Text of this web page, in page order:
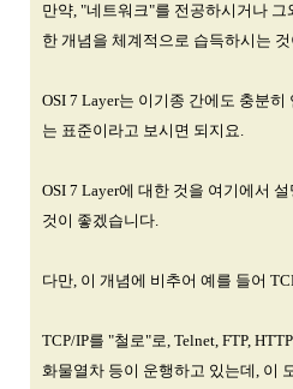
만약, "네트워크"를 전공하시거나 그
한 개념을 체계적으로 습득하시는
OSI 7 Layer는 이기종 간에도 충분
는 표준이라고 보시면 되지요.
OSI 7 Layer에 대한 것을 여기에서
것이 좋겠습니다.
다만, 이 개념에 비추어 예를 들어
TCP/IP를 "철로"로, Telnet, FTP,
화물열차 등이 운행하고 있는데, 이